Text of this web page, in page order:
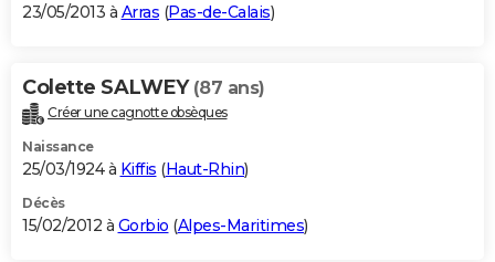
23/05/2013 à Arras (Pas-de-Calais)
Colette SALWEY (87 ans)
Créer une cagnotte obsèques
Naissance
25/03/1924 à Kiffis (Haut-Rhin)
Décès
15/02/2012 à Gorbio (Alpes-Maritimes)